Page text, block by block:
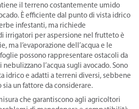
il terreno costantemente umido
È efficiente dal punto di vista idrico
infestanti, ma richiede
irrigatori per aspersione nel frutteto è
ma l’evaporazione dell’acqua e le
possono rappresentare ostacoli da
l’acqua sugli avocado. Sono
idrico e adatti a terreni diversi, sebbene
un fattore da considerare.
che garantiscono agli agricoltori